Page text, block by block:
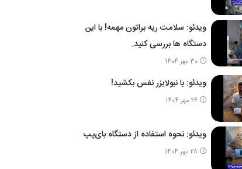
ویدئو: سلامت ریه براتون مهمه! با این
دستگاه ها بررسی کنید.
30 مهر 1404
ویدئو: با نبولایزر نفس بکشید!
26 مهر 1404
ویدئو: نحوه استفاده از دستگاه بای‌پپ
28 مهر 1404